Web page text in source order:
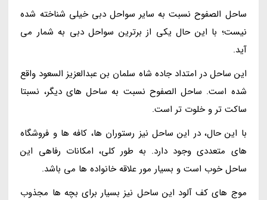
ساحل الصفوح نسبت به سایر سواحل دبی خیلی شناخته شده
نیست؛ با این حال یکی از برترین سواحل دبی به شمار می
آید.
این ساحل در امتداد جاده شاه سلمان بن عبدالعزیز السعود واقع
شده است. ساحل الصفوح نسبت به ساحل های دیگر، نسبتا
ساکت تر و خلوت تر است.
با این حال، در این ساحل نیز رستوران ها، کافه ها و فروشگاه
های متعددی وجود دارد. به طور کلی، امکانات رفاهی این
ساحل خوب است و بسیار مور علاقه خانواده ها می باشد.
موج های کف آلود این ساحل نیز بسیار برای بچه ها مجذوب